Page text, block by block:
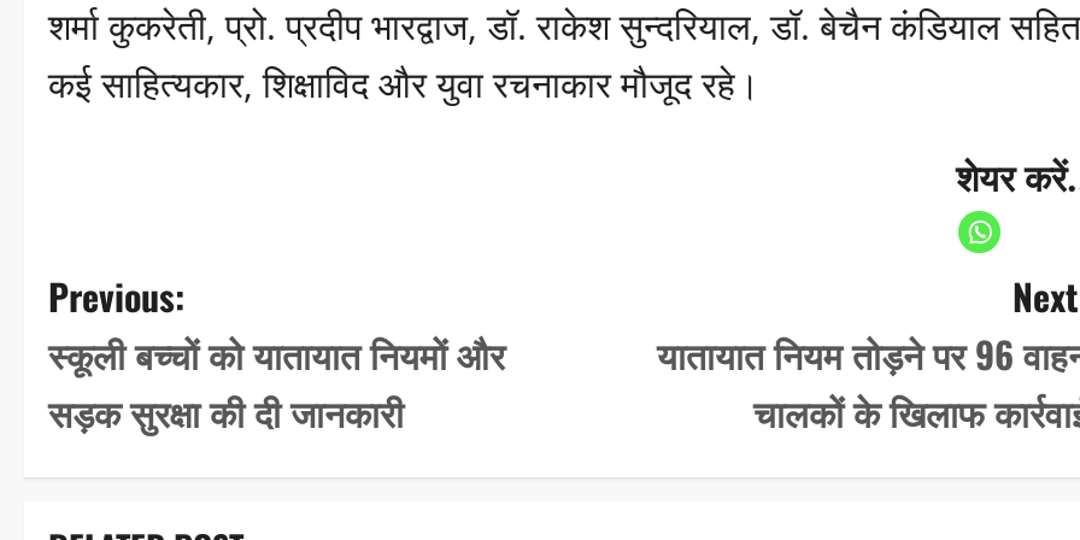
शर्मा कुकरेती, प्रो. प्रदीप भारद्वाज, डॉ. राकेश सुन्दरियाल, डॉ. बेचैन कंडियाल सहित
कई साहित्यकार, शिक्षाविद और युवा रचनाकार मौजूद रहे।
शेयर
P
s
t
Previous:
स्कूली बच्चों को यातायात नियमों और
सड़क सुरक्षा की दी जानकारी
यातायात नियम तोड़ने पर 96
चालकों के खिलाफ